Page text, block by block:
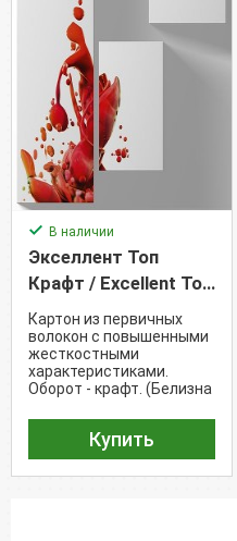
В наличии
Экселлент Топ
Крафт / Excellent Top
Kraft - Coated Kraft /
EXKR (270 г/м²)
Картон из первичных
волокон с повышенными
жесткостными
характеристиками.
Оборот - крафт. (Белизна
Купить